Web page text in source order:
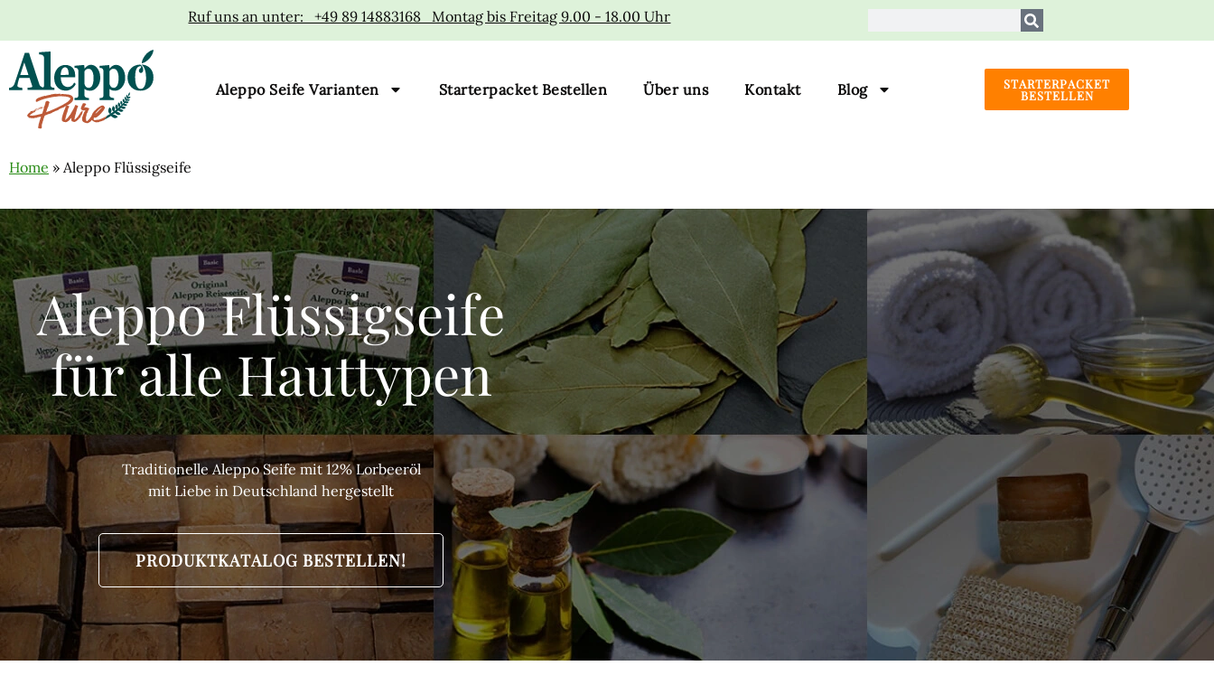
Ruf uns an unter: +49 89 14883168 Montag bis Freitag 9.00 - 18.00 Uhr
Aleppo Seife Varianten Starterpacket Bestellen Über uns Kontakt Blog STARTERPACKET
BESTELLEN
Home » Aleppo Flüssigseife
Aleppo Flüssigseife
für alle Hauttypen
Traditionelle Aleppo Seife mit 12% Lorbeeröl
mit Liebe in Deutschland hergestellt
PRODUKTKATALOG BESTELLEN!